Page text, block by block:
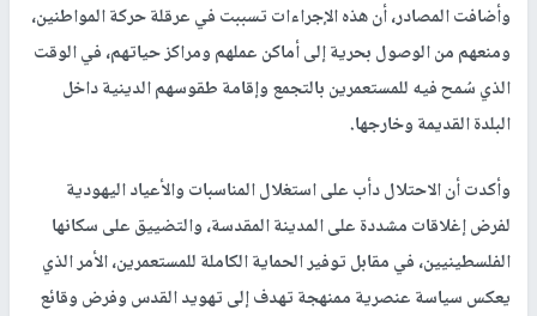
وأضافت المصادر، أن هذه الإجراءات تسببت في عرقلة حركة المواطنين،
ومنعهم من الوصول بحرية إلى أماكن عملهم ومراكز حياتهم، في الوقت
الذي سُمح فيه للمستعمرين بالتجمع وإقامة طقوسهم الدينية داخل
البلدة القديمة وخارجها.
وأكدت أن الاحتلال دأب على استغلال المناسبات والأعياد اليهودية
لفرض إغلاقات مشددة على المدينة المقدسة، والتضييق على سكانها
الفلسطينيين، في مقابل توفير الحماية الكاملة للمستعمرين، الأمر الذي
يعكس سياسة عنصرية ممنهجة تهدف إلى تهويد القدس وفرض وقائع